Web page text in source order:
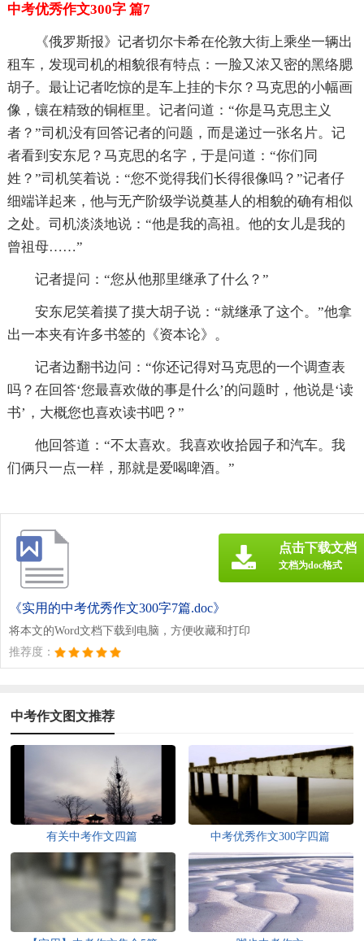
中考优秀作文300字 篇7
《俄罗斯报》记者切尔卡希在伦敦大街上乘坐一辆出
租车，发现司机的相貌很有特点：一脸又浓又密的黑络腮
胡子。最让记者吃惊的是车上挂的卡尔？马克思的小幅画
像，镶在精致的铜框里。记者问道：“你是马克思主义
者？”司机没有回答记者的问题，而是递过一张名片。记
者看到安东尼？马克思的名字，于是问道：“你们同
姓？”司机笑着说：“您不觉得我们长得很像吗？”记者仔
细端详起来，他与无产阶级学说奠基人的相貌的确有相似
之处。司机淡淡地说：“他是我的高祖。他的女儿是我的
曾祖母……”
记者提问：“您从他那里继承了什么？”
安东尼笑着摸了摸大胡子说：“就继承了这个。”他拿
出一本夹有许多书签的《资本论》。
记者边翻书边问：“你还记得对马克思的一个调查表
吗？在回答‘您最喜欢做的事是什么’的问题时，他说是‘读
书’，大概您也喜欢读书吧？”
他回答道：“不太喜欢。我喜欢收拾园子和汽车。我
们俩只一点一样，那就是爱喝啤酒。”
《实用的中考优秀作文300字7篇.doc》
将本文的Word文档下载到电脑，方便收藏和打印
推荐度：
点击下载文档
文档为doc格式
中考作文图文推荐
有关中考作文四篇 中考优秀作文300字四篇